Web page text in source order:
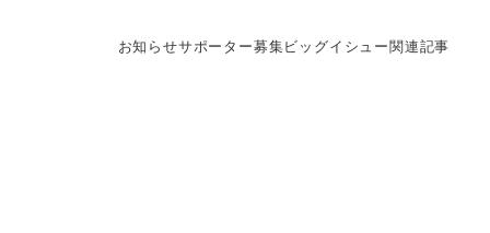
お知らせサポーター募集ビッグイシュー関連記事